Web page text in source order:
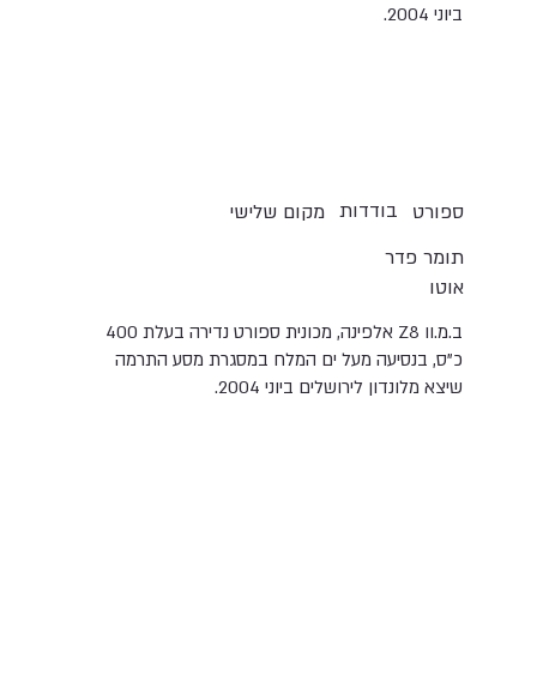
ביוני 2004.
מקום שלישי בודדות
ספורט
תומר פדר
אוטו
ב.מ.וו Z8 אלפינה, מכונית ספורט נדירה בעלת 400
כ"ס, בנסיעה מעל ים המלח במסגרת מסע התרמה
שיצא מלונדון לירושלים ביוני 2004.